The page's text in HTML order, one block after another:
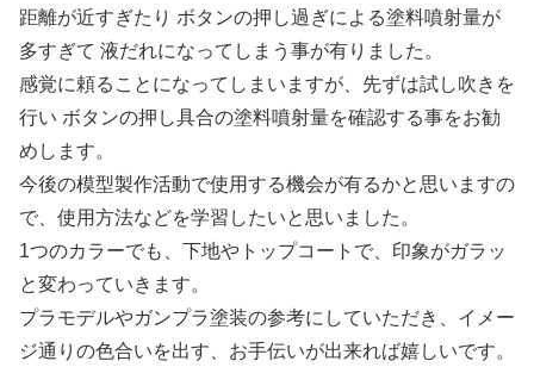
距離が近すぎたり ボタンの押し過ぎによる塗料噴射量が
多すぎて 液だれになってしまう事が有りました。
感覚に頼ることになってしまいますが、先ずは試し吹きを
行い ボタンの押し具合の塗料噴射量を確認する事をお勧
めします。
今後の模型製作活動で使用する機会が有るかと思いますの
で、使用方法などを学習したいと思いました。
1つのカラーでも、下地やトップコートで、印象がガラッ
と変わっていきます。
プラモデルやガンプラ塗装の参考にしていただき、イメー
ジ通りの色合いを出す、お手伝いが出来れば嬉しいです。